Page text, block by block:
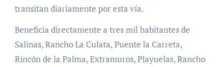
transitan diariamente por esta vía.
Beneficia directamente a tres mil habitantes de
Salinas, Rancho La Culata, Puente la Carreta,
Rincón de la Palma, Extramuros, Playuelas, Rancho